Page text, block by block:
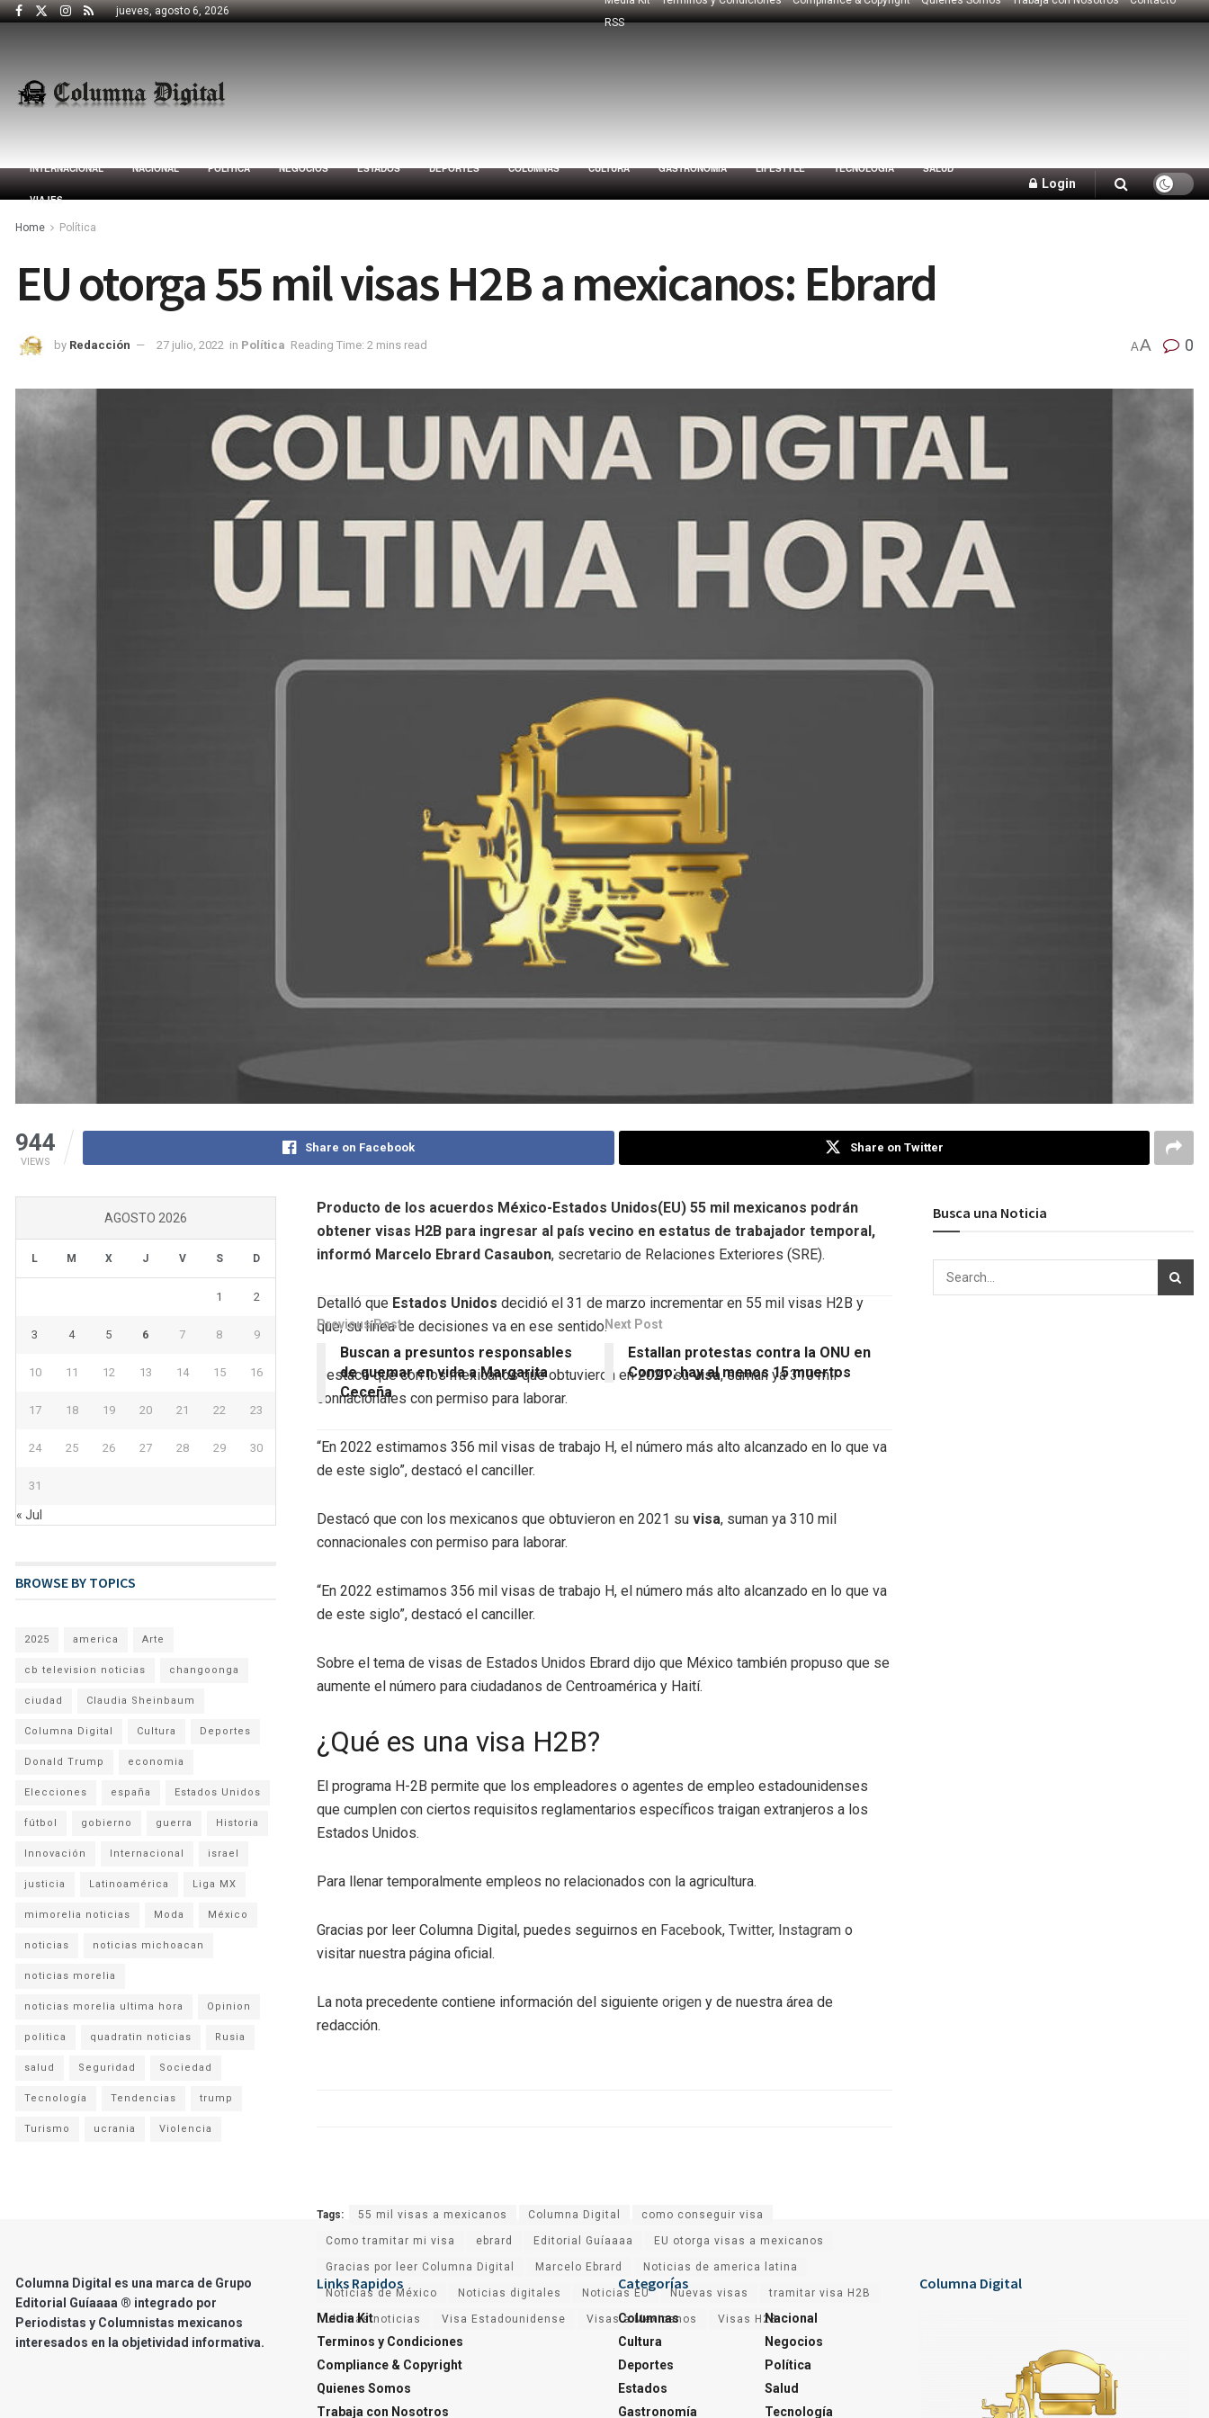
jueves, agosto 6, 2026
RSS
INTERNACIONAL NACIONAL POLÍTICA NEGOCIOS ESTADOS DEPORTES COLUMNAS CULTURA GASTRONOMÍA LIFESTYLE TECNOLOGÍA SALUD
VIAJES
Login
Home Política
EU otorga 55 mil visas H2B a mexicanos: Ebrard
by Redacción 27 julio, 2022 in Política Reading Time: 2 mins read AA 0
944
VIEWS
Share on Facebook Share on Twitter
Producto de los acuerdos México-Estados Unidos(EU) 55 mil mexicanos podrán
obtener visas H2B para ingresar al país vecino en estatus de trabajador temporal,
informó Marcelo Ebrard Casaubon, secretario de Relaciones Exteriores (SRE).
Detalló que Estados Unidos decidió el 31 de marzo incrementar en 55 mil visas H2B y
que, su línea de decisiones va en ese sentido.
Destacó que con los mexicanos que obtuvieron en 2021 suvisa, suman ya 310 mil
connacionales con permiso para laborar.
“En 2022 estimamos 356 mil visas de trabajo H, el número más alto alcanzado en lo que va
de este siglo”, destacó el canciller.
Destacó que con los mexicanos que obtuvieron en 2021 su visa, suman ya 310 mil
connacionales con permiso para laborar.
“En 2022 estimamos 356 mil visas de trabajo H, el número más alto alcanzado en lo que va
de este siglo”, destacó el canciller.
Sobre el tema de visas de Estados Unidos Ebrard dijo que México también propuso que se
aumente el número para ciudadanos de Centroamérica y Haití.
¿Qué es una visa H2B?
El programa H-2B permite que los empleadores o agentes de empleo estadounidenses
que cumplen con ciertos requisitos reglamentarios específicos traigan extranjeros a los
Estados Unidos.
Para llenar temporalmente empleos no relacionados con la agricultura.
Gracias por leer Columna Digital, puedes seguirnos en Facebook, Twitter, Instagram o
visitar nuestra página oficial.
La nota precedente contiene información del siguiente origen y de nuestra área de
redacción.
Tags: 55 mil visas a mexicanos Columna Digital como conseguir visa
Como tramitar mi visa ebrard Editorial Guíaaaa EU otorga visas a mexicanos
Gracias por leer Columna Digital Marcelo Ebrard Noticias de america latina
Noticias de México Noticias digitales Noticias EU Nuevas visas tramitar visa H2B
ultimas noticias Visa Estadounidense Visas a Mexicanos Visas H2B
Previous Post
Buscan a presuntos responsables
de quemar en vida a Margarita
Ceceña
Next Post
Estallan protestas contra la ONU en
Congo; hay al menos 15 muertos
AGOSTO 2026
L M X J V S D
1 2
3 4 5 6 7 8 9
10 11 12 13 14 15 16
17 18 19 20 21 22 23
24 25 26 27 28 29 30
31
« Jul
BROWSE BY TOPICS
2025 america Arte
cb television noticias changoonga
ciudad Claudia Sheinbaum
Columna Digital Cultura Deportes
Donald Trump economia
Elecciones españa Estados Unidos
fútbol gobierno guerra Historia
Innovación Internacional israel
justicia Latinoamérica Liga MX
mimorelia noticias Moda México
noticias noticias michoacan
noticias morelia
noticias morelia ultima hora Opinion
politica quadratin noticias Rusia
salud Seguridad Sociedad
Tecnología Tendencias trump
Turismo ucrania Violencia
Busca una Noticia
Columna Digital es una marca de Grupo
Editorial Guíaaaa ® integrado por
Periodistas y Columnistas mexicanos
interesados en la objetividad informativa.
Links Rapidos
Media Kit
Terminos y Condiciones
Compliance & Copyright
Quienes Somos
Trabaja con Nosotros
Categorías
Columnas
Cultura
Deportes
Estados
Gastronomía
Nacional
Negocios
Política
Salud
Tecnología
Columna Digital